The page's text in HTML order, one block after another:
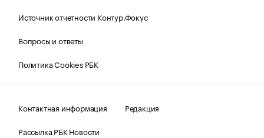
Источник отчетности Контур.Фокус
Вопросы и ответы
Политика Cookies РБК
Контактная информация
Редакция
Рассылка РБК Новости